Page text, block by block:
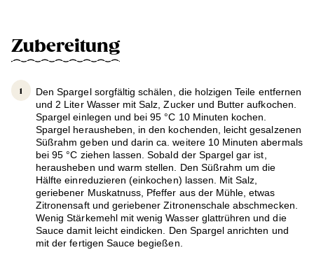
Zubereitung
Den Spargel sorgfältig schälen, die holzigen Teile entfernen
und 2 Liter Wasser mit Salz, Zucker und Butter aufkochen.
Spargel einlegen und bei 95 °C 10 Minuten kochen.
Spargel herausheben, in den kochenden, leicht gesalzenen
Süßrahm geben und darin ca. weitere 10 Minuten abermals
bei 95 °C ziehen lassen. Sobald der Spargel gar ist,
herausheben und warm stellen. Den Süßrahm um die
Hälfte einreduzieren (einkochen) lassen. Mit Salz,
geriebener Muskatnuss, Pfeffer aus der Mühle, etwas
Zitronensaft und geriebener Zitronenschale abschmecken.
Wenig Stärkemehl mit wenig Wasser glattrühren und die
Sauce damit leicht eindicken. Den Spargel anrichten und
mit der fertigen Sauce begießen.